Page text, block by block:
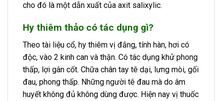
cho đó là một dẫn xuất của axit salixylic.
Hy thiêm thảo có tác dụng gì?
Theo tài liệu cổ, hy thiêm vị đắng, tính hàn, hơi có
độc, vào 2 kinh can và thận. Có tác dụng khử phong
thấp, lợi gân cốt. Chữa chân tay tê dại, lưng mòi, gối
đau, phong thấp. Những người tê đau mà do âm
huyết không đủ không dùng được. Hiện nay vị thuốc